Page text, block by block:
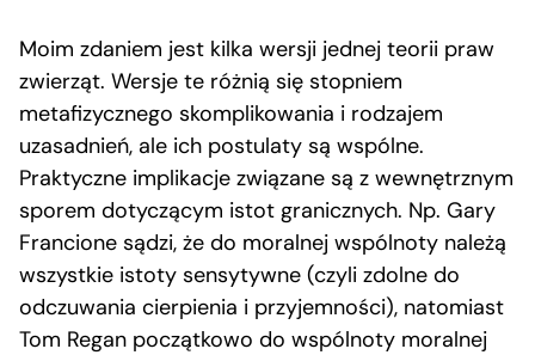
Moim zdaniem jest kilka wersji jednej teorii praw
zwierząt. Wersje te różnią się stopniem
metafizycznego skomplikowania i rodzajem
uzasadnień, ale ich postulaty są wspólne.
Praktyczne implikacje związane są z wewnętrznym
sporem dotyczącym istot granicznych. Np. Gary
Francione sądzi, że do moralnej wspólnoty należą
wszystkie istoty sensytywne (czyli zdolne do
odczuwania cierpienia i przyjemności), natomiast
Tom Regan początkowo do wspólnoty moralnej